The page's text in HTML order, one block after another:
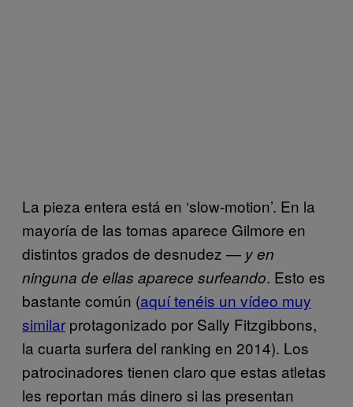
La pieza entera está en ‘slow-motion’. En la
mayoría de las tomas aparece Gilmore en
distintos grados de desnudez — y en
ninguna de ellas aparece surfeando. Esto es
bastante común (aquí tenéis un vídeo muy
similar protagonizado por Sally Fitzgibbons,
la cuarta surfera del ranking en 2014). Los
patrocinadores tienen claro que estas atletas
les reportan más dinero si las presentan